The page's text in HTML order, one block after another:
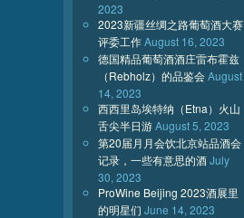
2023
2023新疆丝绸之路葡萄酒大赛
评委工作August 16, 2023
德国精品葡萄酒酒庄雷布霍兹
（Rebholz）的品鉴会August
14, 2023
西西里岛埃特纳（Etna）火山
舌尖半日游August 5, 2023
第20届月月会饮北京站品酒会
记录，一些有意思的酒July
30, 2023
ProWine Beijing 2023酒展里
的明星们 June 14, 2023